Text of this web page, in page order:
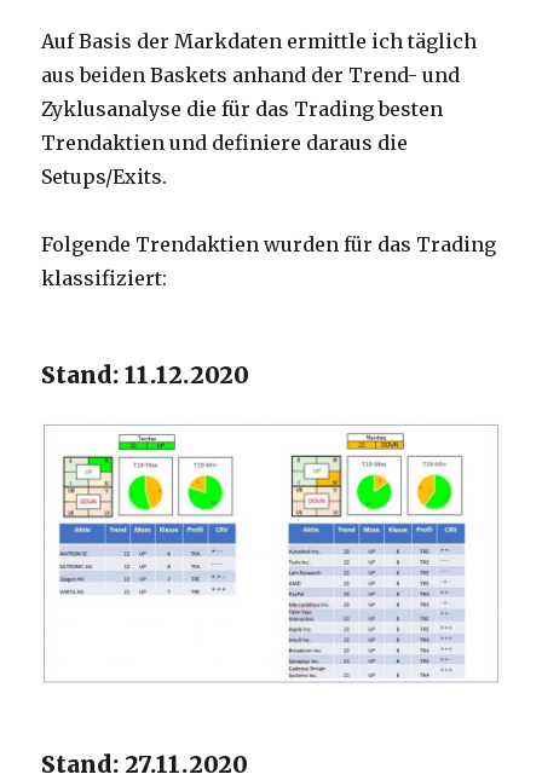
Auf Basis der Markdaten ermittle ich täglich
aus beiden Baskets anhand der Trend- und
Zyklusanalyse die für das Trading besten
Trendaktien und definiere daraus die
Setups/Exits.
Folgende Trendaktien wurden für das Trading
klassifiziert:
Stand: 11.12.2020
Stand: 27.11.2020